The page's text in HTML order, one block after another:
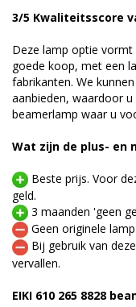
3/5 Kwaliteitsscore
Deze lamp optie vormt
goede koop, met een
fabrikanten. We
aanbieden, waardoor
beamerlamp waar u
Wat zijn de plus- en
Beste prijs. Voor
geld.
3 maanden 'geen
Geen originele lamp.
Bij gebruik van
vervallen.
EIKI 610 265 8828